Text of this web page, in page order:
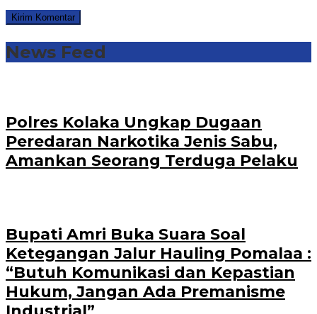
News Feed
Polres Kolaka Ungkap Dugaan
Peredaran Narkotika Jenis Sabu,
Amankan Seorang Terduga Pelaku
Bupati Amri Buka Suara Soal
Ketegangan Jalur Hauling Pomalaa :
“Butuh Komunikasi dan Kepastian
Hukum, Jangan Ada Premanisme